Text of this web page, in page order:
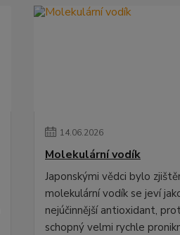
14.06.2026
Molekulární vodík
Japonskými vědci bylo
molekulární vodík se jeví
nejúčinnější antioxidant,
schopný velmi rychle